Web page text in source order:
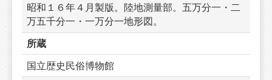
昭和１６年４月製版。陸地測量部。五万分一・二
万五千分一・一万分一地形図。
所蔵
国立歴史民俗博物館